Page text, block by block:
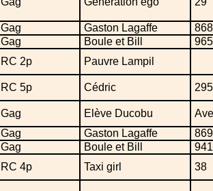
Gag Gaston Lagaffe
868
Gag Boule et Bill
965
RC 2p Pauvre Lampil
RC 5p Cédric
Gag Elève Ducobu
Gag Gaston Lagaffe
869
Gag Boule et Bill
941
RC 4p Taxi girl 38